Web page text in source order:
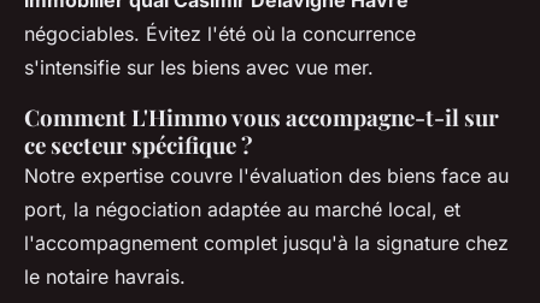
négociables. Évitez l'été où la concurrence
s'intensifie sur les biens avec vue mer.
Comment L'Himmo vous accompagne-t-il sur
ce secteur spécifique ?
Notre expertise couvre l'évaluation des biens face au
port, la négociation adaptée au marché local, et
l'accompagnement complet jusqu'à la signature chez
le notaire havrais.